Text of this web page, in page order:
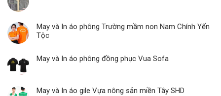
May và In áo phông Trường mầm non Nam Chính Yến
Tộc
May và In áo phông đồng phục Vua Sofa
May và In áo gile Vựa nông sản miền Tây SHD